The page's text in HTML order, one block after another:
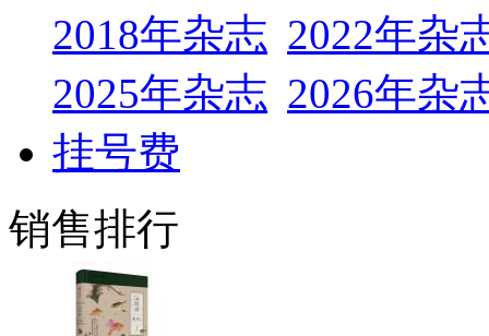
2018年杂志 2022年杂
2025年杂志 2026年杂
挂号费
销售排行